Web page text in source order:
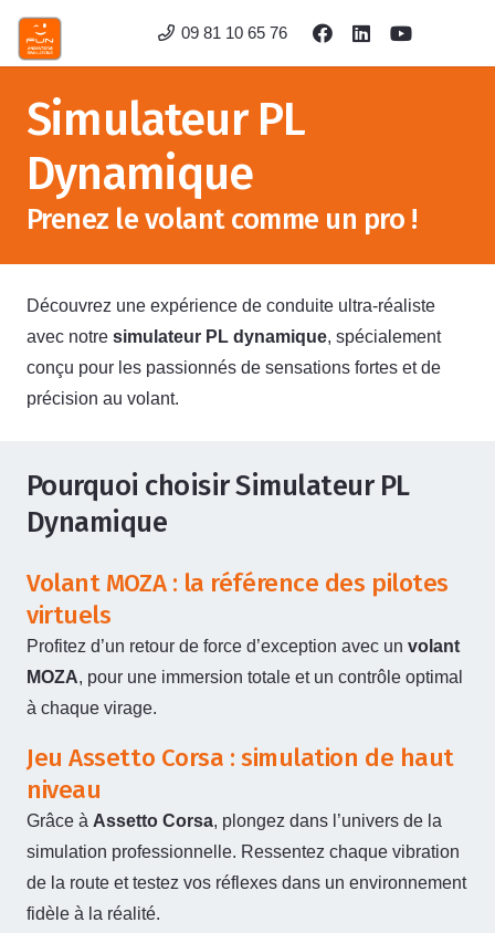
09 81 10 65 76
Simulateur PL
Dynamique
Prenez le volant comme un pro !
Découvrez une expérience de conduite ultra-réaliste
avec notre simulateur PL dynamique, spécialement
conçu pour les passionnés de sensations fortes et de
précision au volant.
Pourquoi choisir Simulateur PL
Dynamique
Volant MOZA : la référence des pilotes
virtuels
Profitez d’un retour de force d’exception avec un volant
MOZA, pour une immersion totale et un contrôle optimal
à chaque virage.
Jeu Assetto Corsa : simulation de haut
niveau
Grâce à Assetto Corsa, plongez dans l’univers de la
simulation professionnelle. Ressentez chaque vibration
de la route et testez vos réflexes dans un environnement
fidèle à la réalité.